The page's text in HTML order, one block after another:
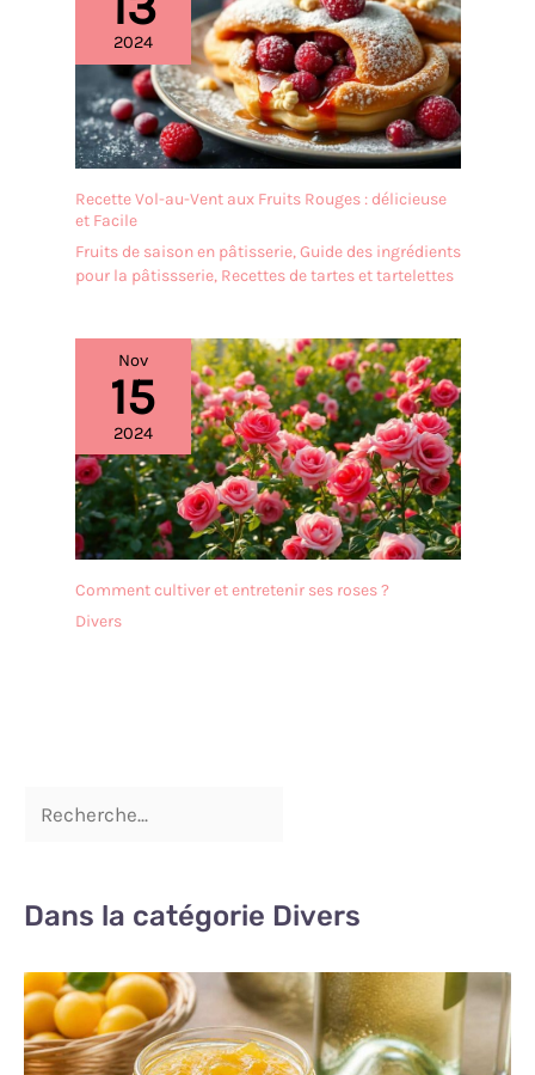
présentoir à gâteaux est
transparent et élégant,
léger et facile à
transporter, et sûr à
utiliser. Il est idéal comme
cadeau de bienvenue pour
vos amis et voisins,
comme cadeau de
cadeau d'anniversaire.
✔[Facile à nettoyer] : le
matériau de haute qualité
et n'absorbe ni les odeurs
ni les taches. Il peut être
rincé avec un peu de
liquide vaisselle et d'eau et
est très facile à entretenir.
Afin de prolonger sa durée
de vie, il est recommandé
de ne pas le nettoyer au
nettoyage, il doit être
2024
Recette Vol-au-Vent aux Fruits Rouges : délicieuse
et Facile
Fruits de saison en pâtisserie,Guide des ingrédients
pour la pâtissserie, Recettes de tartes et tartelettes
Nov
15
2024
Comment cultiver et entretenir ses roses ?
Divers
Dans la catégorie Divers